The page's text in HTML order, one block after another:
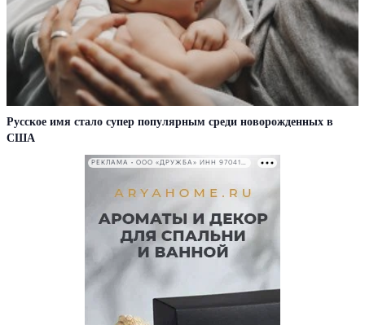
Русское имя стало супер популярным среди новорожденных в
США
РЕКЛАМА • ООО «ДРУЖБА» ИНН 9704146411